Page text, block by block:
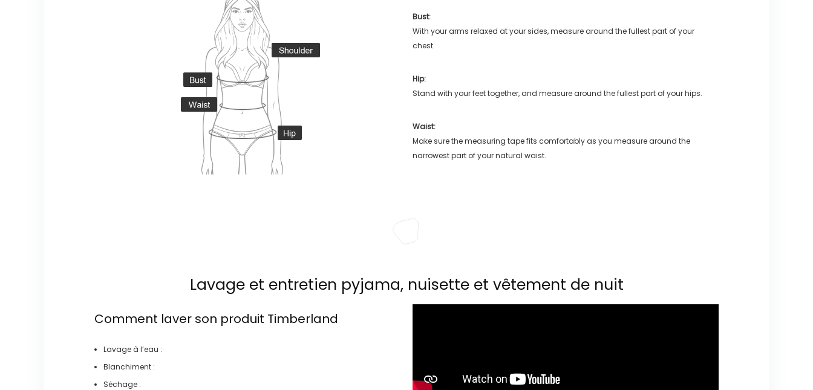
Bust:
With your arms relaxed at your sides, measure around the fullest part of your
chest.
Hip:
Stand with your feet together, and measure around the fullest part of your hips.
Waist:
Make sure the measuring tape fits comfortably as you measure around the
narrowest part of your natural waist.
Lavage et entretien pyjama, nuisette et vêtement de nuit
Comment laver son produit Timberland
Lavage à l’eau :
Blanchiment :
Séchage :